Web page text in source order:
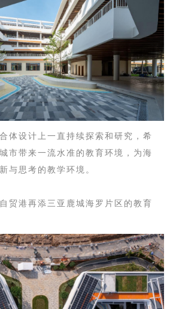
体设计上一直持续探索和研究，希
市带来一流水准的教育环境，为海
与思考的教学环境。
贸港再添三亚鹿城海罗片区的教育